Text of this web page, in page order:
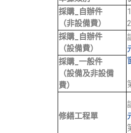
採購_自辦件
（非設備費）
採購_自辦件
（設備費）
採購_一般件
（設備及非設備
費）
修繕工程單